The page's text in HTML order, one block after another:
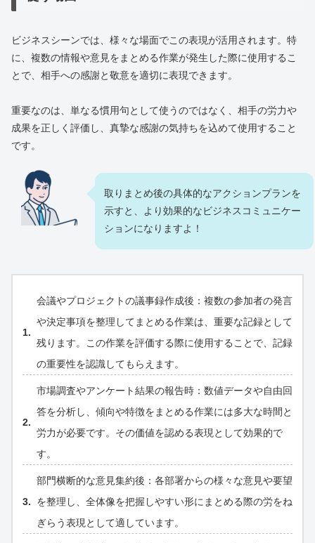
ビジネスシーンでは、様々な場面でこの表現が活用されます。特
に、複数の情報や意見をまとめる作業が発生した際に使用するこ
とで、相手への感謝と敬意を適切に表現できます。
重要なのは、単なる慣用句として使うのではなく、相手の労力や
成果を正しく評価し、真摯な感謝の気持ちを込めて使用すること
です。
取りまとめ後の具体的なアクションプランを
示すと、より効果的なビジネスコミュニケー
ションになりますよ！
会議やプロジェクトの議事録作成後：複数の参加者の発言
や決定事項を整理してまとめる作業は、重要な記録として
残ります。この作業を評価する際に使用することで、記録
の重要性を認識してもらえます。
市場調査やアンケート結果の報告時：数値データや自由回
答を分析し、傾向や特徴をまとめる作業には多大な時間と
労力が必要です。その価値を認める表現として効果的で
す。
部門横断的な意見集約後：各部署からの様々な意見や要望
を整理し、全体像を把握しやすい形にまとめる際の労をね
ぎらう表現として適しています。